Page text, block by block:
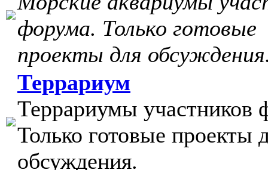
форума. Только готовые
проекты для
Террариум
Террариумы участников
Только готовые проекты
обсуждения.